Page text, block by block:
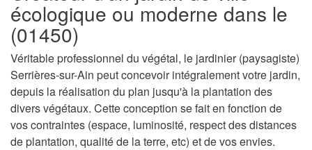
écologique ou moderne dans le
(01450)
Véritable professionnel du végétal, le jardinier (paysagiste)
Serrières-sur-Ain peut concevoir intégralement votre jardin,
depuis la réalisation du plan jusqu'à la plantation des
divers végétaux. Cette conception se fait en fonction de
vos contraintes (espace, luminosité, respect des distances
de plantation, qualité de la terre, etc) et de vos envies.